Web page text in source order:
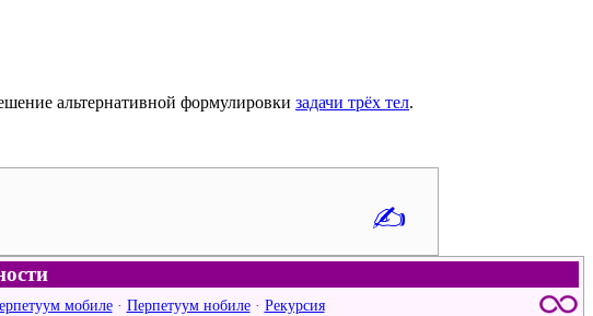
альтернативной формулировки задачи трёх тел.
✍
мобиле· Перпетуум нобиле· Рекурсия